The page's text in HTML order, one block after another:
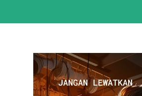
JANGAN LEWATKAN